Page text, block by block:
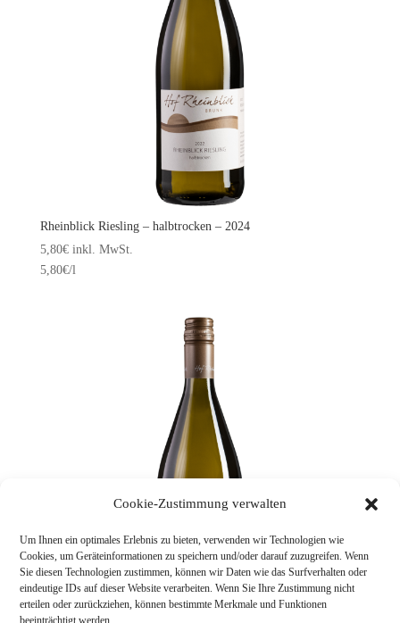
Cookie-Zustimmung verwalten
Um Ihnen ein optimales Erlebnis zu bieten, verwenden wir Technologien wie
Cookies, um Geräteinformationen zu speichern und/oder darauf zuzugreifen. Wenn
Sie diesen Technologien zustimmen, können wir Daten wie das Surfverhalten oder
eindeutige IDs auf dieser Website verarbeiten. Wenn Sie Ihre Zustimmung nicht
erteilen oder zurückziehen, können bestimmte Merkmale und Funktionen
beeinträchtigt werden.
Rheinblick Riesling – halbtrocken – 2024
5,80€ inkl. MwSt.
5,80€/l